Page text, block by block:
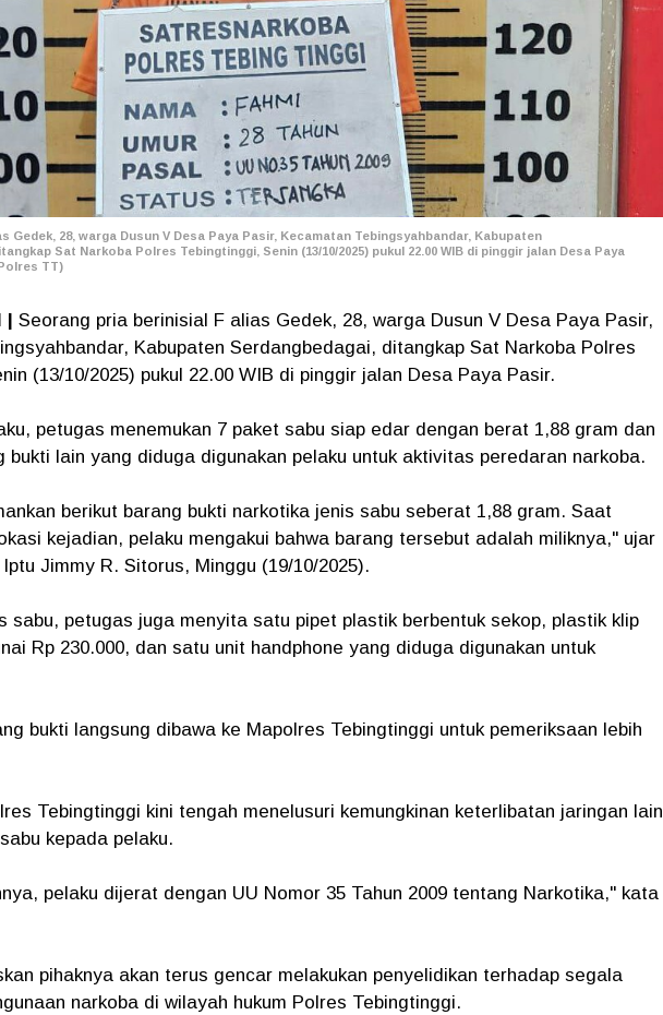
Gedek, 28, warga Dusun V Desa Paya Pasir, Kecamatan Tebingsyahbandar, Kabupaten
Sat Narkoba Polres Tebingtinggi, Senin (13/10/2025) pukul 22.00 WIB di pinggir jalan Desa Paya
TT)
| Seorang pria berinisial F alias Gedek, 28, warga Dusun V Desa Paya Pasir,
Kabupaten Serdangbedagai, ditangkap Sat Narkoba Polres
(13/10/2025) pukul 22.00 WIB di pinggir jalan Desa Paya Pasir.
petugas menemukan 7 paket sabu siap edar dengan berat 1,88 gram dan
bukti lain yang diduga digunakan pelaku untuk aktivitas peredaran narkoba.
berikut barang bukti narkotika jenis sabu seberat 1,88 gram. Saat
kejadian, pelaku mengakui bahwa barang tersebut adalah miliknya," ujar
Jimmy R. Sitorus, Minggu (19/10/2025).
sabu, petugas juga menyita satu pipet plastik berbentuk sekop, plastik klip
Rp 230.000, dan satu unit handphone yang diduga digunakan untuk
bukti langsung dibawa ke Mapolres Tebingtinggi untuk pemeriksaan lebih
Tebingtinggi kini tengah menelusuri kemungkinan keterlibatan jaringan lain
kepada pelaku.
pelaku dijerat dengan UU Nomor 35 Tahun 2009 tentang Narkotika," kata
pihaknya akan terus gencar melakukan penyelidikan terhadap segala
narkoba di wilayah hukum Polres Tebingtinggi.